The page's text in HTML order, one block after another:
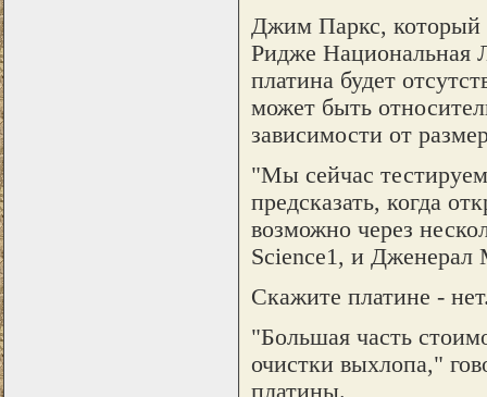
Джим Паркс, который
Ридже Национальная
платина будет
может быть
зависимости от
"Мы сейчас
предсказать, когда
возможно через
Science1, и Дженерал
Скажите платине -
"Большая часть
очистки выхлопа,"
платины.